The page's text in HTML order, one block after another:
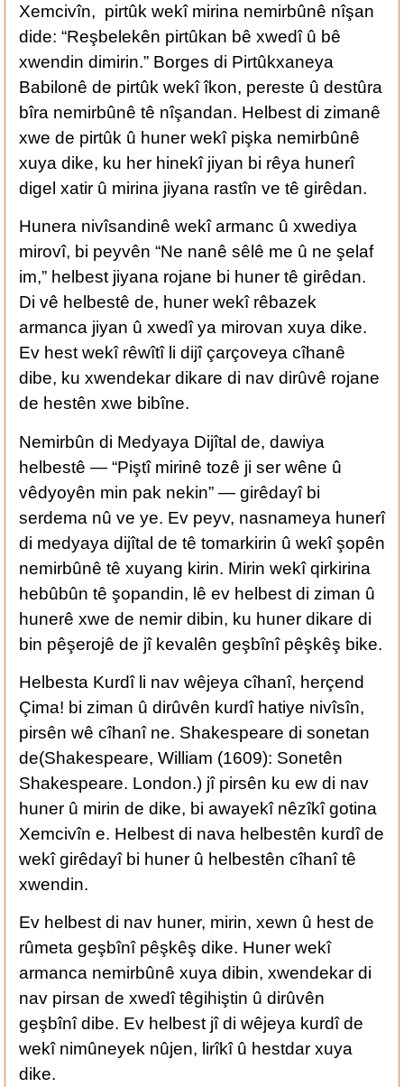
Xemcivîn, pirtûk wekî mirina nemirbûnê nîşan
dide: “Reşbelekên pirtûkan bê xwedî û bê
xwendin dimirin.” Borges di Pirtûkxaneya
Babilonê de pirtûk wekî îkon, pereste û destûra
bîra nemirbûnê tê nîşandan. Helbest di zimanê
xwe de pirtûk û huner wekî pişka nemirbûnê
xuya dike, ku her hinekî jiyan bi rêya hunerî
digel xatir û mirina jiyana rastîn ve tê girêdan.
Hunera nivîsandinê wekî armanc û xwediya
mirovî, bi peyvên “Ne nanê sêlê me û ne şelaf
im,” helbest jiyana rojane bi huner tê girêdan.
Di vê helbestê de, huner wekî rêbazek
armanca jiyan û xwedî ya mirovan xuya dike.
Ev hest wekî rêwîtî li dijî çarçoveya cîhanê
dibe, ku xwendekar dikare di nav dirûvê rojane
de hestên xwe bibîne.
Nemirbûn di Medyaya Dijîtal de, dawiya
helbestê — “Piştî mirinê tozê ji ser wêne û
vêdyoyên min pak nekin” — girêdayî bi
serdema nû ve ye. Ev peyv, nasnameya hunerî
di medyaya dijîtal de tê tomarkirin û wekî şopên
nemirbûnê tê xuyang kirin. Mirin wekî qirkirina
hebûbûn tê şopandin, lê ev helbest di ziman û
hunerê xwe de nemir dibin, ku huner dikare di
bin pêşerojê de jî kevalên geşbînî pêşkêş bike.
Helbesta Kurdî li nav wêjeya cîhanî, herçend
Çima! bi ziman û dirûvên kurdî hatiye nivîsîn,
pirsên wê cîhanî ne. Shakespeare di sonetan
de(Shakespeare, William (1609): Sonetên
Shakespeare. London.) jî pirsên ku ew di nav
huner û mirin de dike, bi awayekî nêzîkî gotina
Xemcivîn e. Helbest di nava helbestên kurdî de
wekî girêdayî bi huner û helbestên cîhanî tê
xwendin.
Ev helbest di nav huner, mirin, xewn û hest de
rûmeta geşbînî pêşkêş dike. Huner wekî
armanca nemirbûnê xuya dibin, xwendekar di
nav pirsan de xwedî têgihiştin û dirûvên
geşbînî dibe. Ev helbest jî di wêjeya kurdî de
wekî nimûneyek nûjen, lirîkî û hestdar xuya
dike.